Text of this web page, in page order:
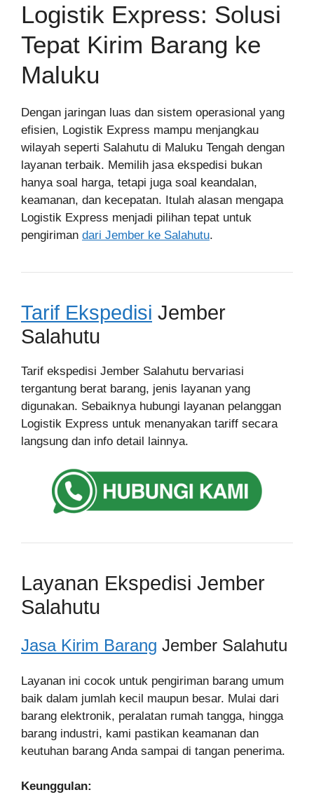
Logistik Express: Solusi
Tepat Kirim Barang ke
Maluku
Dengan jaringan luas dan sistem operasional yang
efisien, Logistik Express mampu menjangkau
wilayah seperti Salahutu di Maluku Tengah dengan
layanan terbaik. Memilih jasa ekspedisi bukan
hanya soal harga, tetapi juga soal keandalan,
keamanan, dan kecepatan. Itulah alasan mengapa
Logistik Express menjadi pilihan tepat untuk
pengiriman dari Jember ke Salahutu.
Tarif Ekspedisi Jember
Salahutu
Tarif ekspedisi Jember Salahutu bervariasi
tergantung berat barang, jenis layanan yang
digunakan. Sebaiknya hubungi layanan pelanggan
Logistik Express untuk menanyakan tariff secara
langsung dan info detail lainnya.
Layanan Ekspedisi Jember
Salahutu
Jasa Kirim Barang Jember Salahutu
Layanan ini cocok untuk pengiriman barang umum
baik dalam jumlah kecil maupun besar. Mulai dari
barang elektronik, peralatan rumah tangga, hingga
barang industri, kami pastikan keamanan dan
keutuhan barang Anda sampai di tangan penerima.
Keunggulan: